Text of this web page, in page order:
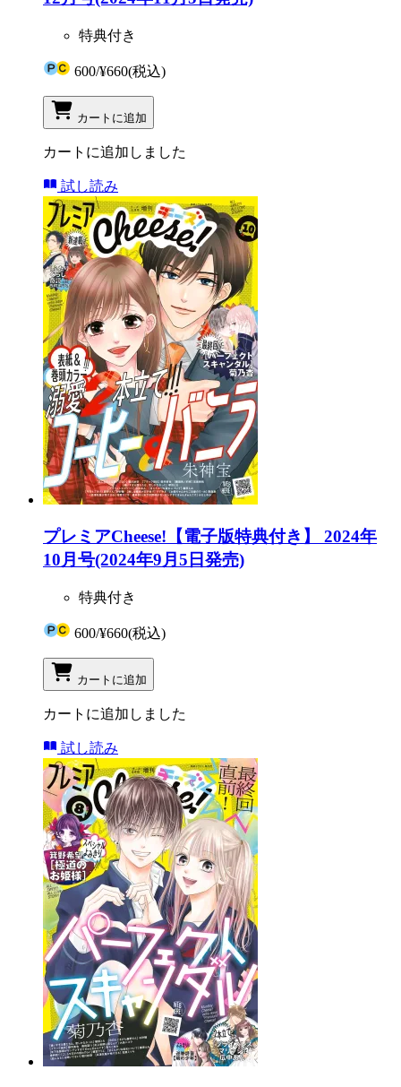
特典付き
600/¥660(税込)
カートに追加
カートに追加しました
試し読み
プレミアCheese!【電子版特典付き】 2024年
10月号(2024年9月5日発売)
特典付き
600/¥660(税込)
カートに追加
カートに追加しました
試し読み